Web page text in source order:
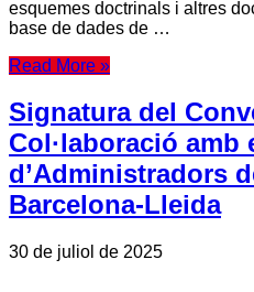
esquemes doctrinals i altres
base de dades de …
Read More »
Signatura del
Col·laboració amb
d’Administradors
Barcelona-Lleida
30 de juliol de 2025